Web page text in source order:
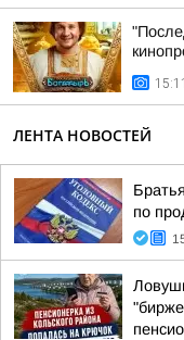
15:11
ЛЕНТА НОВОСТЕЙ
по